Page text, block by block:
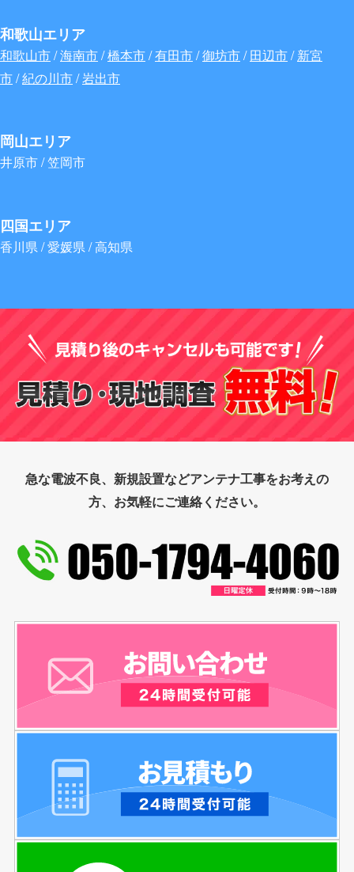
和歌山エリア
和歌山市/海南市/橋本市/有田市/御坊市/田辺市/新宮
市/紀の川市/岩出市
岡山エリア
井原市 / 笠岡市
四国エリア
香川県 / 愛媛県 / 高知県
急な電波不良、新規設置などアンテナ工事をお考えの
方、お気軽にご連絡ください。